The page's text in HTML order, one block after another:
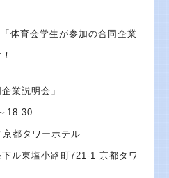
体育会学生が参加の合同企業
業説明会」
18:30
都タワーホテル
下ル東塩小路町721-1 京都タワ